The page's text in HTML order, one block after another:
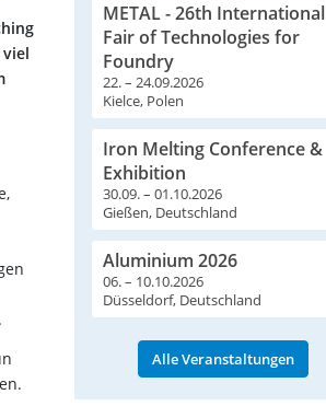
METAL - 26th International
Fair of Technologies for
Foundry
22. – 24.09.2026
Kielce, Polen
Iron Melting Conference &
Exhibition
30.09. – 01.10.2026
Gießen, Deutschland
Aluminium 2026
06. – 10.10.2026
Düsseldorf, Deutschland
Alle Veranstaltungen